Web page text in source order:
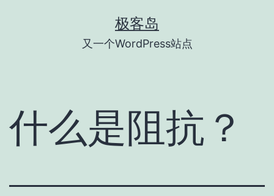
极客岛
又一个WordPress站点
什么是阻抗？